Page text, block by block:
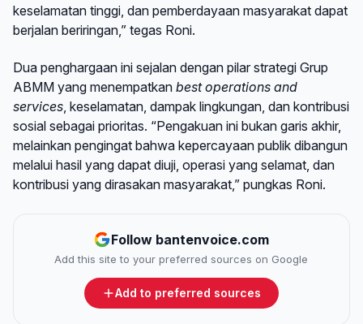
keselamatan tinggi, dan pemberdayaan masyarakat dapat
berjalan beriringan,” tegas Roni.
Dua penghargaan ini sejalan dengan pilar strategi Grup
ABMM yang menempatkan best operations and
services, keselamatan, dampak lingkungan, dan kontribusi
sosial sebagai prioritas. “Pengakuan ini bukan garis akhir,
melainkan pengingat bahwa kepercayaan publik dibangun
melalui hasil yang dapat diuji, operasi yang selamat, dan
kontribusi yang dirasakan masyarakat,” pungkas Roni.
Follow bantenvoice.com
Add this site to your preferred sources on Google
Add to preferred sources